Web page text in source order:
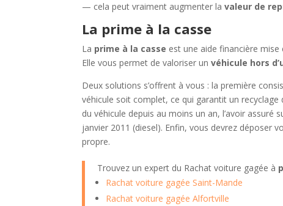
— cela peut vraiment augmenter lavaleur de
La prime à la casse
La prime à la casse est une aide financière
Elle vous permet de valoriser unvéhicule hors
Deux solutions s’offrent à vous : la première
véhicule soit complet, ce qui garantit un
du véhicule depuis au moins un an, l’avoir
janvier 2011 (diesel). Enfin, vous devrez déposer
propre.
Trouvez un expert du Rachat voiture gagée à
Rachat voiture gagée Saint-Mande
Rachat voiture gagée Alfortville